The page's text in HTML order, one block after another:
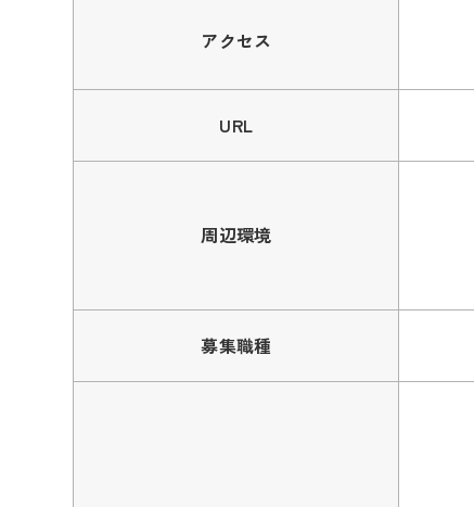
アクセス
URL
周辺環境
募集職種